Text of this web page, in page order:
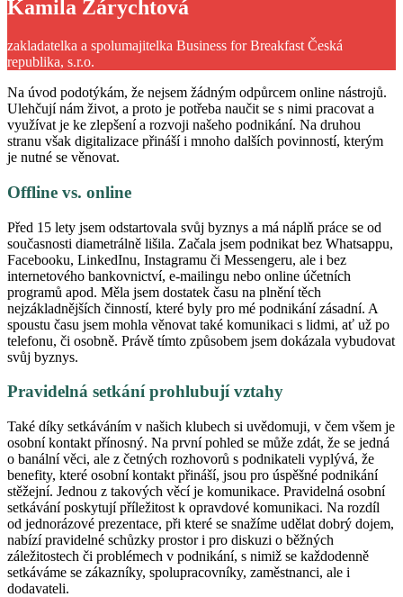
Kamila Zárychtová
zakladatelka a spolumajitelka Business for Breakfast Česká
republika, s.r.o.
Na úvod podotýkám, že nejsem žádným odpůrcem online nástrojů.
Ulehčují nám život, a proto je potřeba naučit se s nimi pracovat a
využívat je ke zlepšení a rozvoji našeho podnikání. Na druhou
stranu však digitalizace přináší i mnoho dalších povinností, kterým
je nutné se věnovat.
Offline vs. online
Před 15 lety jsem odstartovala svůj byznys a má náplň práce se od
současnosti diametrálně lišila. Začala jsem podnikat bez Whatsappu,
Facebooku, LinkedInu, Instagramu či Messengeru, ale i bez
internetového bankovnictví, e-mailingu nebo online účetních
programů apod. Měla jsem dostatek času na plnění těch
nejzákladnějších činností, které byly pro mé podnikání zásadní. A
spoustu času jsem mohla věnovat také komunikaci s lidmi, ať už po
telefonu, či osobně. Právě tímto způsobem jsem dokázala vybudovat
svůj byznys.
Pravidelná setkání prohlubují vztahy
Také díky setkáváním v našich klubech si uvědomuji, v čem všem je
osobní kontakt přínosný. Na první pohled se může zdát, že se jedná
o banální věci, ale z četných rozhovorů s podnikateli vyplývá, že
benefity, které osobní kontakt přináší, jsou pro úspěšné podnikání
stěžejní. Jednou z takových věcí je komunikace. Pravidelná osobní
setkávání poskytují příležitost k opravdové komunikaci. Na rozdíl
od jednorázové prezentace, při které se snažíme udělat dobrý dojem,
nabízí pravidelné schůzky prostor i pro diskuzi o běžných
záležitostech či problémech v podnikání, s nimiž se každodenně
setkáváme se zákazníky, spolupracovníky, zaměstnanci, ale i
dodavateli.